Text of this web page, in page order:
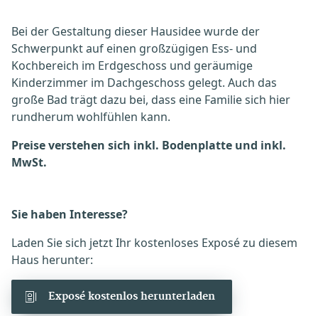
Bei der Gestaltung dieser Hausidee wurde der
Schwerpunkt auf einen großzügigen Ess- und
Kochbereich im Erdgeschoss und geräumige
Kinderzimmer im Dachgeschoss gelegt. Auch das
große Bad trägt dazu bei, dass eine Familie sich hier
rundherum wohlfühlen kann.
Preise verstehen sich inkl. Bodenplatte und inkl.
MwSt.
Sie haben Interesse?
Laden Sie sich jetzt Ihr kostenloses Exposé zu diesem
Haus herunter:
Exposé kostenlos herunterladen